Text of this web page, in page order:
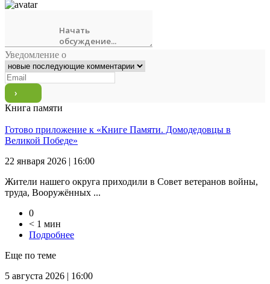
Уведомление о
Книга памяти
Готово приложение к «Книге Памяти. Домодедовцы в
Великой Победе»
22 января 2026 | 16:00
Жители нашего округа приходили в Совет ветеранов войны,
труда, Вооружённых ...
0
< 1 мин
Подробнее
Еще по теме
5 августа 2026 | 16:00